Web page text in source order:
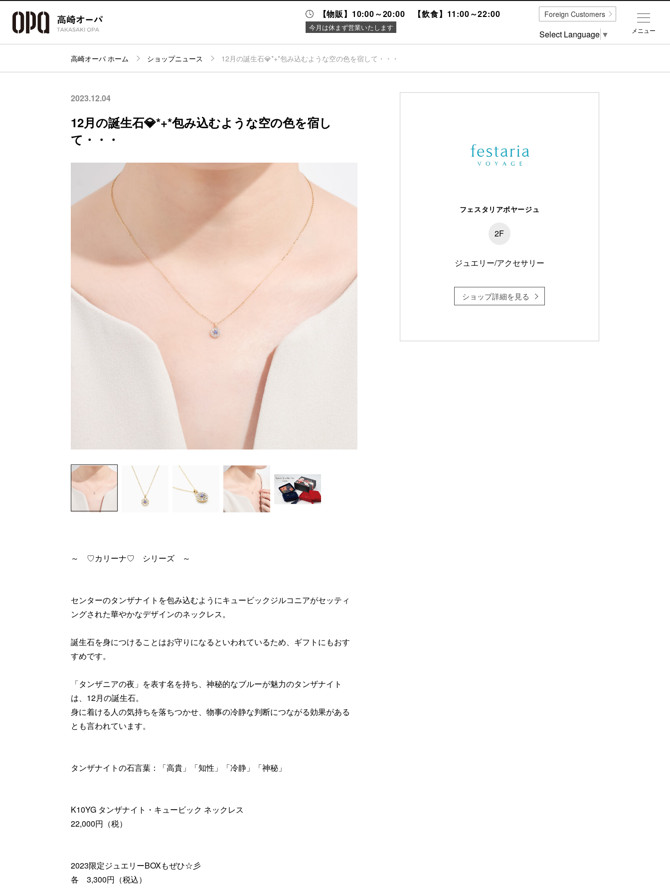
【物販】10:00～20:00 【飲食】11:00～22:00
今月は休まず営業いたします
パーキング
ニュース＆
イベント
高崎オーパ ホーム ショップニュース 12月の誕生石💎*+*包み込むような空の色を宿して・・・
2023.12.04
12月の誕生石💎*+*包み込むような空の色を宿し
て・・・
～ ♡カリーナ♡ シリーズ ～
センターのタンザナイトを包み込むようにキュービックジルコニアがセッティ
ングされた華やかなデザインのネックレス。
誕生石を身につけることはお守りになるといわれているため、ギフトにもおす
すめです。
「タンザニアの夜」を表す名を持ち、神秘的なブルーが魅力のタンザナイト
は、12月の誕生石。
身に着ける人の気持ちを落ちつかせ、物事の冷静な判断につながる効果がある
とも言われています。
タンザナイトの石言葉：「高貴」「知性」「冷静」「神秘」
K10YG タンザナイト・キュービック ネックレス
22,000円（税）
2023限定ジュエリーBOXもぜひ☆彡
各 3,300円（税込）
フェスタリアボヤージュ
2F
ジュエリー/アクセサリー
ショップ詳細を見る
メニュー
Foreign Customers
Select Language ▼